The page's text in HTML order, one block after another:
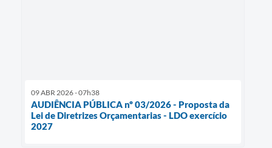
09 ABR 2026 - 07h38
AUDIÊNCIA PÚBLICA nº 03/2026 - Proposta da
Lei de Diretrizes Orçamentarias - LDO exercício
2027